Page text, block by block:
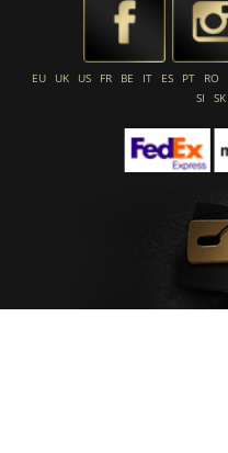
EU UK US FR BE IT ES PT RO
SI
SK